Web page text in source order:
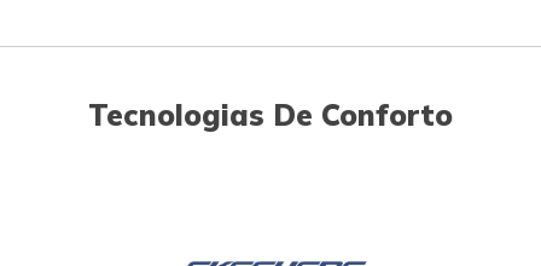
Tecnologias De Conforto